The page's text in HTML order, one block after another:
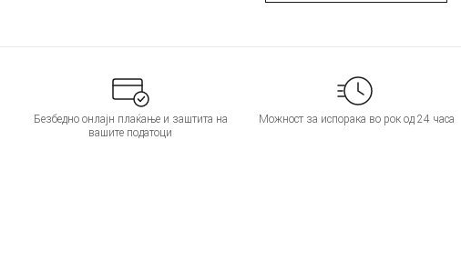
Безбедно онлајн плаќање и заштита на
вашите податоци
Можност за испорака во рок од 24 часа